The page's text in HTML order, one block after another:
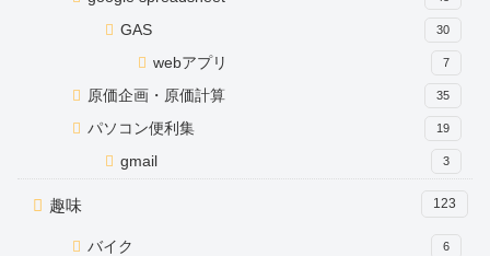
GAS 30
webアプリ 7
原価企画・原価計算 35
パソコン便利集 19
gmail 3
趣味 123
バイク 6